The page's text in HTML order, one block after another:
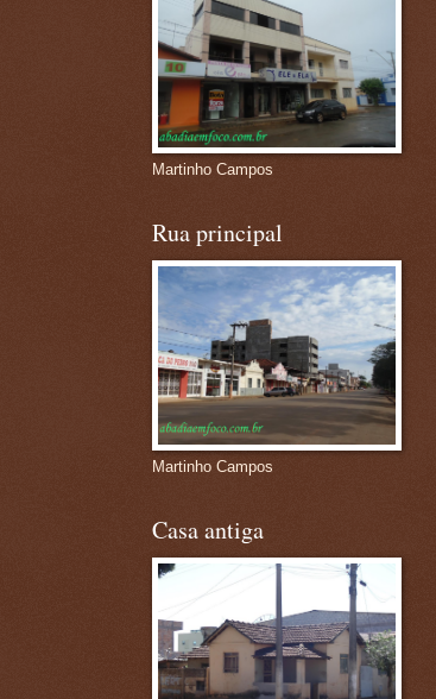
Martinho Campos
Rua principal
Martinho Campos
Casa antiga